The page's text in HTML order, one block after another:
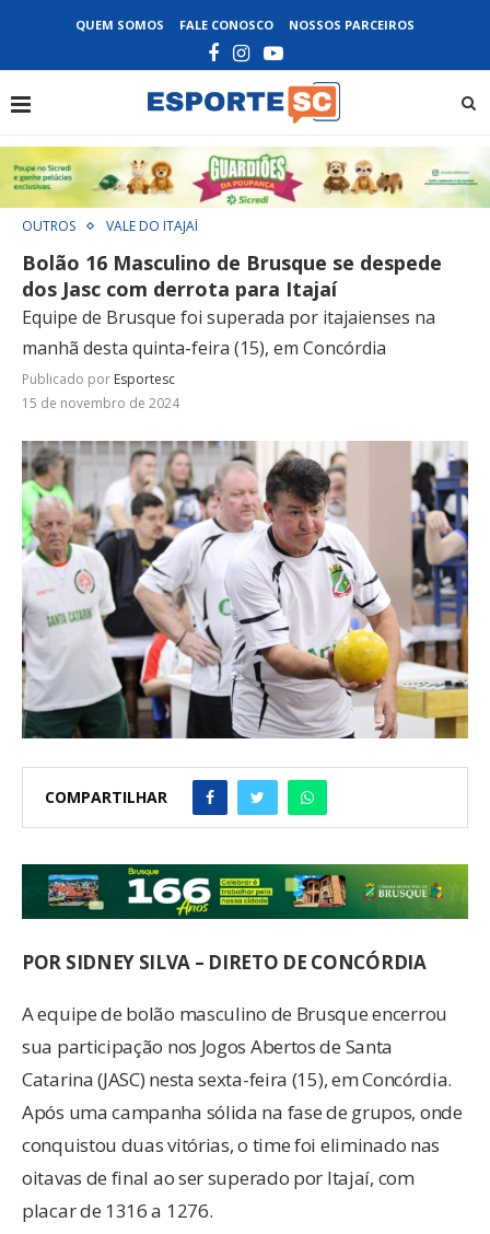
QUEM SOMOS FALE CONOSCO NOSSOS PARCEIROS
OUTROS VALE DO ITAJAÍ
Bolão 16 Masculino de Brusque se despede
dos Jasc com derrota para Itajaí
Equipe de Brusque foi superada por itajaienses na
manhã desta quinta-feira (15), em Concórdia
Publicado por Esportesc
15 de novembro de 2024
COMPARTILHAR
POR SIDNEY SILVA – DIRETO DE CONCÓRDIA
A equipe de bolão masculino de Brusque encerrou
sua participação nos Jogos Abertos de Santa
Catarina (JASC) nesta sexta-feira (15), em Concórdia.
Após uma campanha sólida na fase de grupos, onde
conquistou duas vitórias, o time foi eliminado nas
oitavas de final ao ser superado por Itajaí, com
placar de 1316 a 1276.